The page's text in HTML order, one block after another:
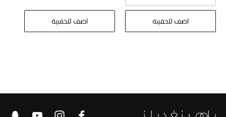
تشكيلة الأعراس
اضف للحقيبة اضف للحقيبة